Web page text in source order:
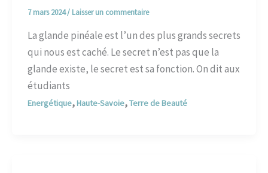
7 mars 2024/ Laisser un commentaire
La glande pinéale est l’un des plus grands secrets
qui nous est caché. Le secret n’est pas que la
glande existe, le secret est sa fonction. On dit aux
étudiants
Energétique,Haute-Savoie,Terre de Beauté